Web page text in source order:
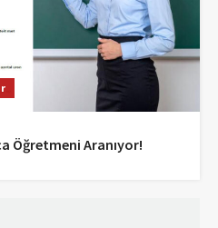
Öğretmeni Aranıyor!